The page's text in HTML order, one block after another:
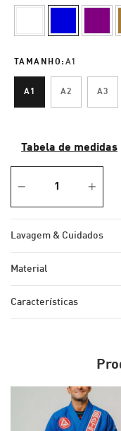
TAMANHO: A1
A1 A2 A3
Tabela de medidas
Lavagem & Cuidados
Material
Características